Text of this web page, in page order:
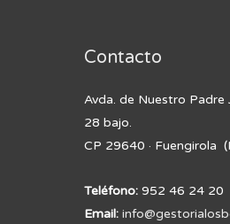
Contacto
Avda. de Nuestro Padre
28 bajo.
CP 29640 · Fuengirola
Teléfono: 952 46 24 20
Email: